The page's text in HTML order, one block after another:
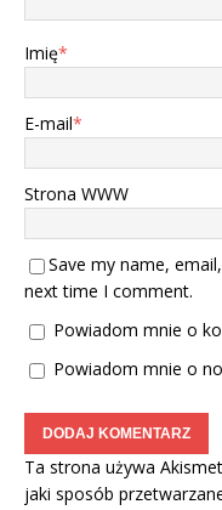
Imię*
E-mail*
Strona WWW
Save my name,
next time I comment.
Powiadom mnie o
Powiadom mnie o
Ta strona używa
jaki sposób